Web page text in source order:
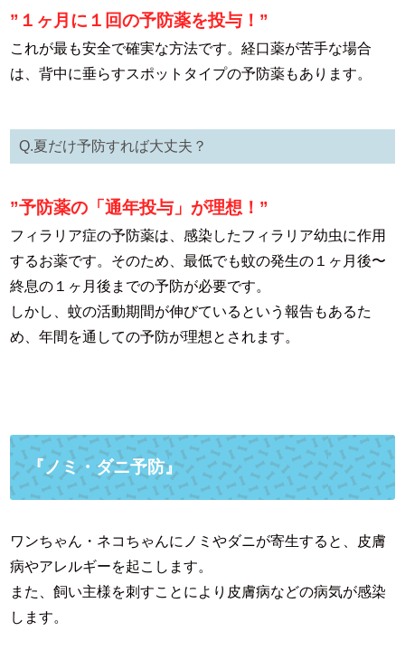
”１ヶ月に１回の予防薬を投与！”
これが最も安全で確実な方法です。経口薬が苦手な場合
は、背中に垂らすスポットタイプの予防薬もあります。
Q.夏だけ予防すれば大丈夫？
”予防薬の「通年投与」が理想！”
フィラリア症の予防薬は、感染したフィラリア幼虫に作用
するお薬です。そのため、最低でも蚊の発生の１ヶ月後〜
終息の１ヶ月後までの予防が必要です。
しかし、蚊の活動期間が伸びているという報告もあるた
め、年間を通しての予防が理想とされます。
『ノミ・ダニ予防』
ワンちゃん・ネコちゃんにノミやダニが寄生すると、皮膚
病やアレルギーを起こします。
また、飼い主様を刺すことにより皮膚病などの病気が感染
します。